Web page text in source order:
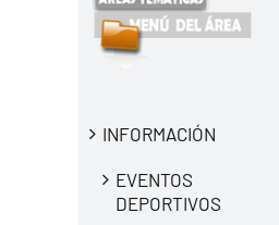
INFORMACIÓN
EVENTOS
DEPORTIVOS